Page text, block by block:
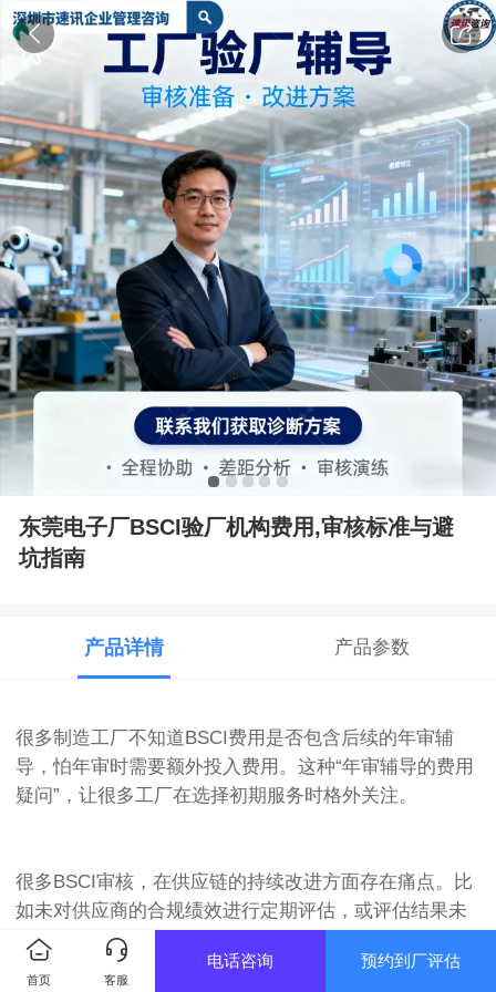
东莞电子厂BSCI验厂机构费用,审核标准与避
坑指南
产品详情 产品参数
很多制造工厂不知道BSCI费用是否包含后续的年审辅
导，怕年审时需要额外投入费用。这种“年审辅导的费用
疑问”，让很多工厂在选择初期服务时格外关注。
很多BSCI审核，在供应链的持续改进方面存在痛点。比
如未对供应商的合规绩效进行定期评估，或评估结果未
用于供应商改进；供应商存在合规问题后，未跟踪整改
效果，整改不；未与供应商分享合规实践，共同提升供
首页 客服
电话咨询 预约到厂评估